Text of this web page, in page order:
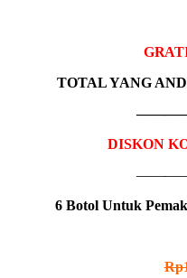
TOTAL YANG
DISKON
6 Botol Untuk